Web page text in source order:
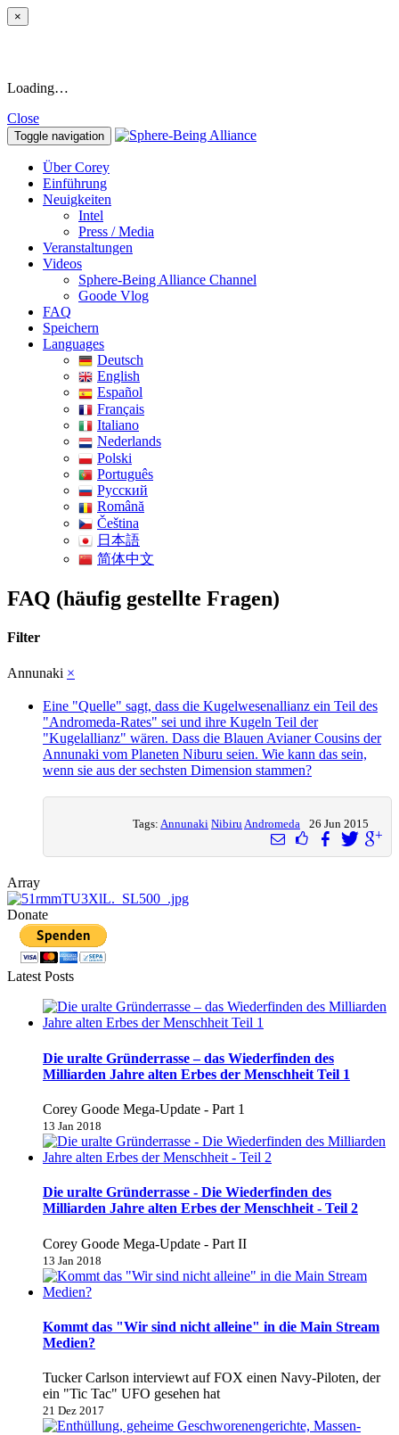
×
Loading…
Close
Toggle navigation
Über Corey
Einführung
Neuigkeiten
Intel
Press / Media
Veranstaltungen
Videos
Sphere-Being Alliance Channel
Goode Vlog
FAQ
Speichern
Languages
Deutsch
English
Español
Français
Italiano
Nederlands
Polski
Português
Pусский
Română
Čeština
日本語
简体中文
FAQ (häufig gestellte Fragen)
Filter
Annunaki ×
Eine "Quelle" sagt, dass die Kugelwesenallianz ein Teil des
"Andromeda-Rates" sei und ihre Kugeln Teil der
"Kugelallianz" wären. Dass die Blauen Avianer Cousins der
Annunaki vom Planeten Niburu seien. Wie kann das sein,
wenn sie aus der sechsten Dimension stammen?
Tags: Annunaki NibiruAndromeda 26 Jun 2015
Array
Donate
Latest Posts
Die uralte Gründerrasse – das Wiederfinden des
Milliarden Jahre alten Erbes der Menschheit Teil 1
Corey Goode Mega-Update - Part 1
13 Jan 2018
Die uralte Gründerrasse - Die Wiederfinden des
Milliarden Jahre alten Erbes der Menschheit - Teil 2
Corey Goode Mega-Update - Part II
13 Jan 2018
Kommt das "Wir sind nicht alleine" in die Main Stream
Medien?
Tucker Carlson interviewt auf FOX einen Navy-Piloten, der
ein "Tic Tac" UFO gesehen hat
21 Dez 2017